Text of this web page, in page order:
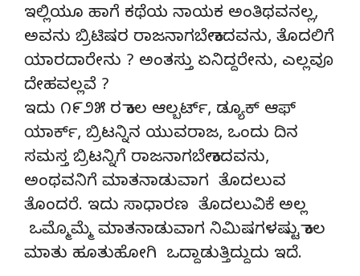
ಇಲ್ಲಿಯೂ ಹಾಗೆ ಕಥೆಯ ನಾಯಕ ಅಂತಿಥವನಲ್ಲ,
ಅವನು ಬ್ರಿಟಿಷರ ರಾಜನಾಗಬೇಕಾದವನು, ತೊದಲಿಗೆ
ಯಾರದಾರೇನು ? ಅಂತಸ್ತು ಏನಿದ್ದರೇನು, ಎಲ್ಲವೂ
ದೇಹವಲ್ಲವೆ ?
ಇದು ೧೯೨೫ ರ ಕಾಲ ಆಲ್ಬರ್ಟ್, ಡ್ಯೂಕ್ ಆಫ್
ಯಾರ್ಕ್, ಬ್ರಿಟನ್ನಿನ ಯುವರಾಜ, ಒಂದು ದಿನ
ಸಮಸ್ತ ಬ್ರಿಟನ್ನಿಗೆ ರಾಜನಾಗಬೇಕಾದವನು,
ಅಂಥವನಿಗೆ ಮಾತನಾಡುವಾಗ ತೊದಲುವ
ತೊಂದರೆ. ಇದು ಸಾಧಾರಣ ತೊದಲುವಿಕೆ ಅಲ್ಲ
ಒಮ್ಮೊಮ್ಮೆ ಮಾತನಾಡುವಾಗ ನಿಮಿಷಗಳಷ್ಟು ಕಾಲ
ಮಾತು ಹೂತುಹೋಗಿ ಒದ್ದಾಡುತ್ತಿದ್ದುದು ಇದೆ.